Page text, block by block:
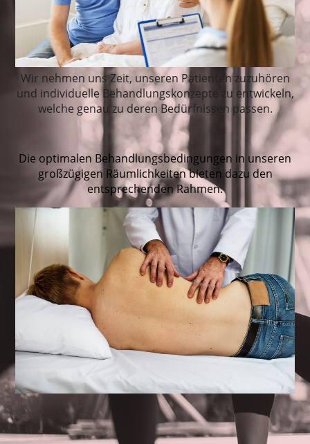
Wir nehmen uns Zeit, unseren Patienten zuzuhören
und individuelle Behandlungskonzepte zu entwickeln,
welche genau zu deren Bedürfnissen passen.
Die optimalen Behandlungsbedingungen in unseren
großzügigen Räumlichkeiten bieten dazu den
entsprechenden Rahmen.